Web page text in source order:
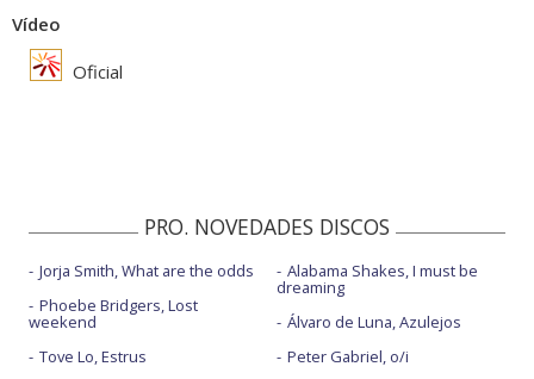
Vídeo
Oficial
PRO. NOVEDADES DISCOS
Jorja Smith, What are the odds
Phoebe Bridgers, Lost
weekend
Tove Lo, Estrus
Alabama Shakes, I must be
dreaming
Álvaro de Luna, Azulejos
Peter Gabriel, o/i